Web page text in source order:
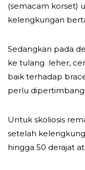
(semacam korset)
kelengkungan
Sedangkan pada
ke tulang leher,
baik terhadap
perlu
Untuk skoliosis
setelah
hingga 50 derajat